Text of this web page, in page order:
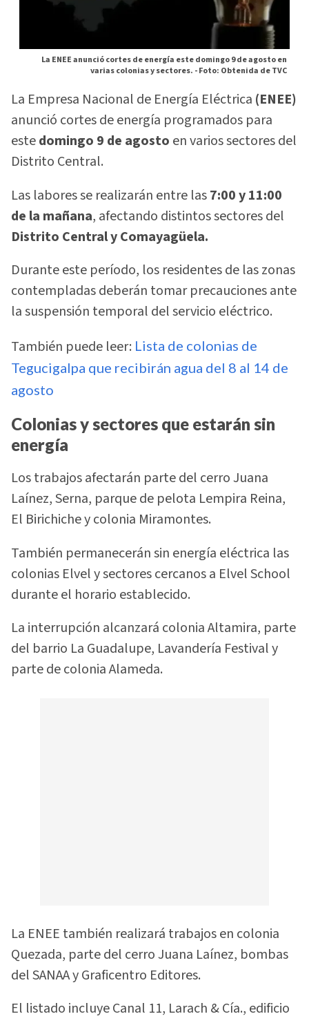
La ENEE anunció cortes de energía este domingo 9 de agosto en
varias colonias y sectores. -Foto: Obtenida de TVC
La Empresa Nacional de Energía Eléctrica (ENEE)
anunció cortes de energía programados para
estedomingo 9 de agosto en varios sectores del
Distrito Central.
Las labores se realizarán entre las7:00 y 11:00
de la mañana, afectando distintos sectores del
Distrito Central y Comayagüela.
Durante este período, los residentes de las zonas
contempladas deberán tomar precauciones ante
la suspensión temporal del servicio eléctrico.
También puede leer: Lista de colonias de
Tegucigalpa que recibirán agua del 8 al 14 de
agosto
Colonias y sectores que estarán sin
energía
Los trabajos afectarán parte del cerro Juana
Laínez, Serna, parque de pelota Lempira Reina,
El Birichiche y colonia Miramontes.
También permanecerán sin energía eléctrica las
colonias Elvel y sectores cercanos a Elvel School
durante el horario establecido.
La interrupción alcanzará colonia Altamira, parte
del barrio La Guadalupe, Lavandería Festival y
parte de colonia Alameda.
La ENEE también realizará trabajos en colonia
Quezada, parte del cerro Juana Laínez, bombas
del SANAA y Graficentro Editores.
El listado incluye Canal 11, Larach & Cía., edificio